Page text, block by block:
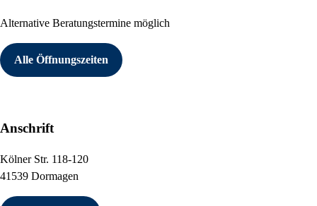
Alternative Beratungstermine möglich
Alle Öffnungszeiten
Anschrift
Kölner Str. 118-120
41539 Dormagen